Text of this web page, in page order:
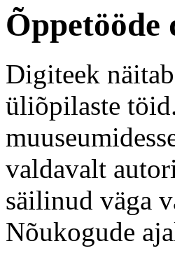
Õppetööde
Digiteek
üliõpilaste
valdavalt
säilinud väga
Nõukogude